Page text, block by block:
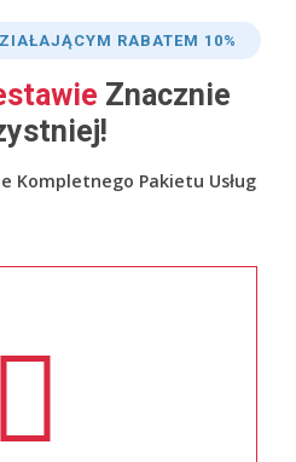
RABATEM 10%
Znacznie
Kompletnego Pakietu Usług